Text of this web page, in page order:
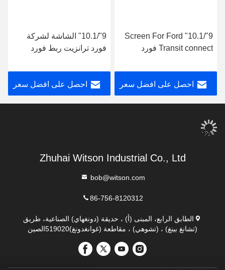
9"/10.1" Screen For Ford
Transit connect فورد
Multimedia Stereo GPS
CarPlay Player
احصل على افضل سعر
9"/10.1" الشاشة لشركة
فورد ترانزيت ربط فورد
الوسائط المتعددة ستيريو جي
بي إس CarPlay Playerاحصل على افضل سعر
Zhuhai Witson Industrial Co., Ltd
bob@witson.com
86-756-8120312
الطابق الرابع، المبنى (أ) ، حديقة (دونغهاي) الصناعية، طريق
(تشانغ بينغ) ، (تشوهي) ، مقاطعة (غوانغدونغ)519020الصين